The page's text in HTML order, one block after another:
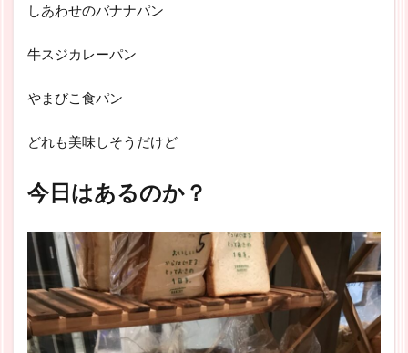
しあわせのバナナパン
牛スジカレーパン
やまびこ食パン
どれも美味しそうだけど
今日はあるのか？